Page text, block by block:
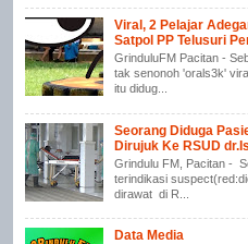
Viral, 2 Pelajar
Satpol PP Telusuri
GrinduluFM Pacitan -
tak senonoh 'orals3k'
itu didug...
Seorang Diduga
Dirujuk Ke RSUD
Grindulu FM, Pacitan -
terindikasi
dirawat di R...
Data Media